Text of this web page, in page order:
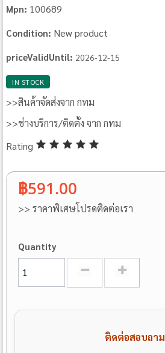
Mpn: 100689
Condition: New product
priceValidUntil: 2026-12-15
IN STOCK
>>สินค้าจัดส่งจาก กทม
>>ช่างบริการ/ติดตั้ง จาก กทม
Rating
฿591.00
>> ราคาพิเศษโปรดติดต่อเรา
Quantity
ติดต่อสอบถาม